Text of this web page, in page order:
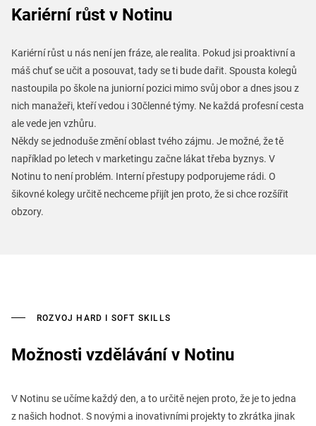
Kariérní růst v Notinu
Kariérní růst u nás není jen fráze, ale realita. Pokud jsi proaktivní a
máš chuť se učit a posouvat, tady se ti bude dařit. Spousta kolegů
nastoupila po škole na juniorní pozici mimo svůj obor a dnes jsou z
nich manažeři, kteří vedou i 30členné týmy. Ne každá profesní cesta
ale vede jen vzhůru.
Někdy se jednoduše změní oblast tvého zájmu. Je možné, že tě
například po letech v marketingu začne lákat třeba byznys. V
Notinu to není problém. Interní přestupy podporujeme rádi. O
šikovné kolegy určitě nechceme přijít jen proto, že si chce rozšířit
obzory.
ROZVOJ HARD I SOFT SKILLS
Možnosti vzdělávání v Notinu
V Notinu se učíme každý den, a to určitě nejen proto, že je to jedna
z našich hodnot. S novými a inovativními projekty to zkrátka jinak